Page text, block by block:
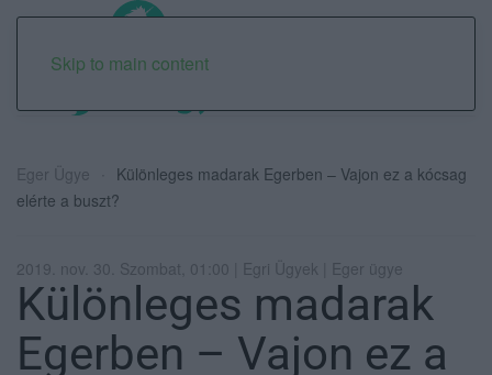
Skip to main content
Eger Ügye
Különleges madarak Egerben – Vajon ez a kócsag
elérte a buszt?
2019. nov. 30. Szombat, 01:00 | Egri Ügyek | Eger ügye
Különleges madarak
Egerben – Vajon ez a